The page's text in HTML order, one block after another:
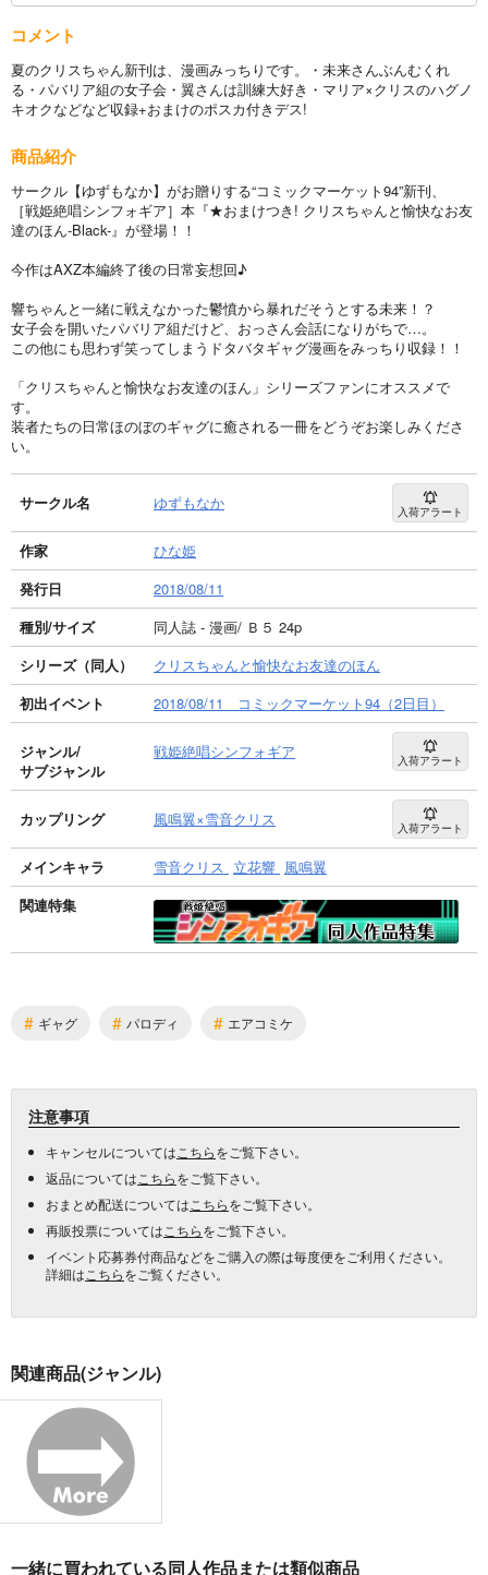
コメント
夏のクリスちゃん新刊は、漫画みっちりです。・未来さんぶんむくれ
る・パバリア組の女子会・翼さんは訓練大好き・マリア×クリスのハグノ
キオクなどなど収録+おまけのポスカ付きデス!
商品紹介
サークル【ゆずもなか】がお贈りする“コミックマーケット94”新刊、
［戦姫絶唱シンフォギア］本『★おまけつき! クリスちゃんと愉快なお友
達のほん-Black-』が登場！！
今作はAXZ本編終了後の日常妄想回♪
響ちゃんと一緒に戦えなかった鬱憤から暴れだそうとする未来！？
女子会を開いたパバリア組だけど、おっさん会話になりがちで…。
この他にも思わず笑ってしまうドタバタギャグ漫画をみっちり収録！！
「クリスちゃんと愉快なお友達のほん」シリーズファンにオススメで
す。
装者たちの日常ほのぼのギャグに癒される一冊をどうぞお楽しみくださ
い。
サークル名 ゆずもなか 入荷アラート
作家
ひな姫
発行日
2018/08/11
種別/サイズ
同人誌 - 漫画/ Ｂ５ 24p
シリーズ（同人）
クリスちゃんと愉快なお友達のほん
初出イベント
2018/08/11 コミックマーケット94（2日目）
ジャンル/
サブジャンル
戦姫絶唱シンフォギア 入荷アラート
カップリング 風鳴翼×雪音クリス 入荷アラート
メインキャラ 雪音クリス 立花響 風鳴翼
関連特集
# ギャグ # パロディ # エアコミケ
注意事項
キャンセルについては こちらをご覧下さい。
返品については こちらをご覧下さい。
おまとめ配送については こちらをご覧下さい。
再販投票については こちらをご覧下さい。
イベント応募券付商品などをご購入の際は毎度便をご利用ください。
詳細は こちらをご覧ください。
関連商品(ジャンル)
一緒に買われている同人作品または類似商品